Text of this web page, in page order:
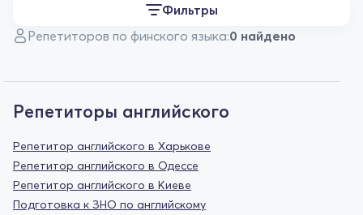
Репетиторов по финского языка:0 найдено
Фильтры
Репетиторы английского
Репетитор английского в Харькове
Репетитор английского в Одессе
Репетитор английского в Киеве
Подготовка к ЗНО по английскому